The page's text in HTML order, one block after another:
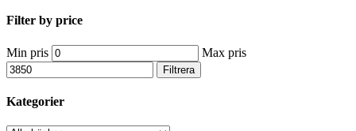
Filter by price
Min pris Max pris
Filtrera
Kategorier